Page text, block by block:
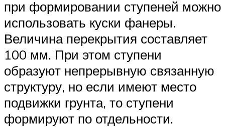
при формировании ступеней можно
использовать куски фанеры.
Величина перекрытия составляет
100 мм. При этом ступени
образуют непрерывную связанную
структуру, но если имеют место
подвижки грунта, то ступени
формируют по отдельности.